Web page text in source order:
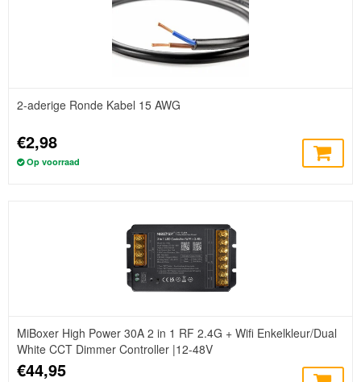
2-aderige Ronde Kabel 15 AWG
€2,98
Op voorraad
MiBoxer High Power 30A 2 in 1 RF 2.4G + Wifi Enkelkleur/Dual
White CCT Dimmer Controller |12-48V
€44,95